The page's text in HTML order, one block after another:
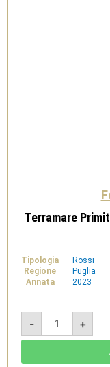
Terramare
Tipologia
Rossi
Regione
Puglia
Annata
2023
-
Terramare
Primitivo
-
Salento
+